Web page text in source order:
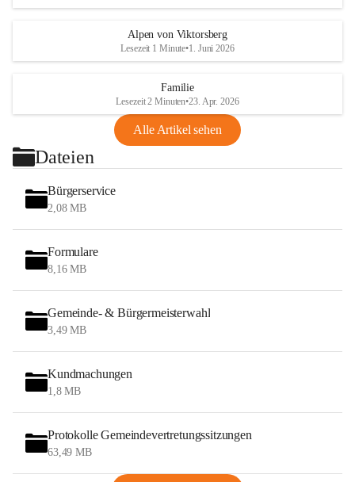
Alpen von Viktorsberg
Lesezeit 1 Minute•1. Juni 2026
Familie
Lesezeit 2 Minuten•23. Apr. 2026
Alle Artikel sehen
Dateien
Bürgerservice
2,08 MB
Formulare
8,16 MB
Gemeinde- & Bürgermeisterwahl
3,49 MB
Kundmachungen
1,8 MB
Protokolle Gemeindevertretungssitzungen
63,49 MB